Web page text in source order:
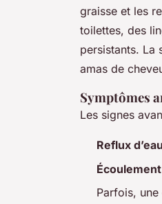
graisse et les
toilettes, des
persistants. La
amas de
Symptômes
Les signes
Reflux d’eau
Parfois, une